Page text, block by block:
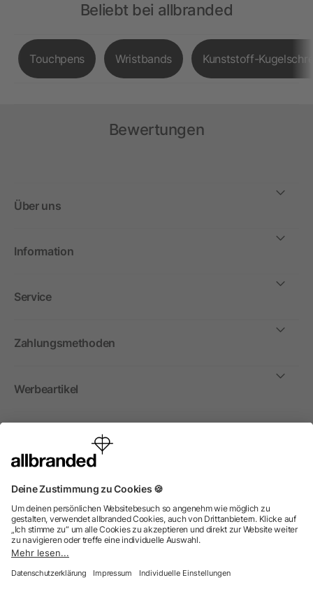
Beliebt bei allbranded
Touchpens Wristbands Kunststoff-
Bewertungen
Über uns
Information
Service
Zahlungsmethoden
Werbeartikel
International
Wir verkaufen Werbeartikel, Werbemittel und